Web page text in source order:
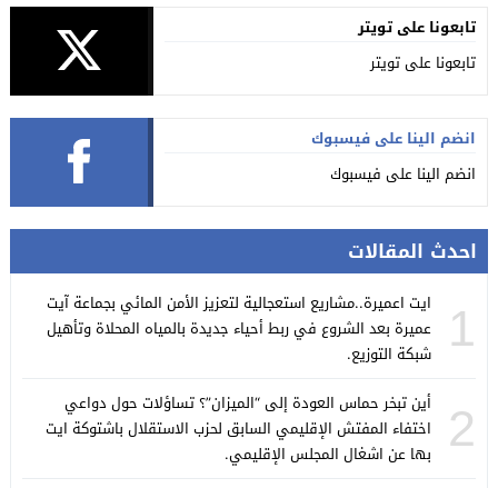
تابعونا على تويتر
تابعونا على تويتر
انضم الينا على فيسبوك
انضم الينا على فيسبوك
احدث المقالات
1
ايت اعميرة..مشاريع استعجالية لتعزيز الأمن المائي بجماعة آيت
عميرة بعد الشروع في ربط أحياء جديدة بالمياه المحلاة وتأهيل
شبكة التوزيع.
2
أين تبخر حماس العودة إلى “الميزان”؟ تساؤلات حول دواعي
اختفاء المفتش الإقليمي السابق لحزب الاستقلال باشتوكة ايت
بها عن اشغال المجلس الإقليمي.